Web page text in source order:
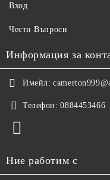
Вход
Чести Въпроси
Информация за
Имейл:
Телефон: 0884453466
Ние работим с